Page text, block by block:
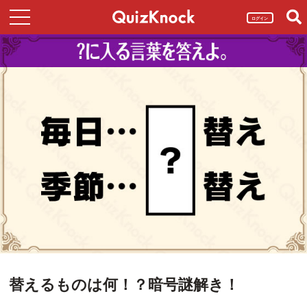
ログイン
替えるものは何！？暗号謎解き！